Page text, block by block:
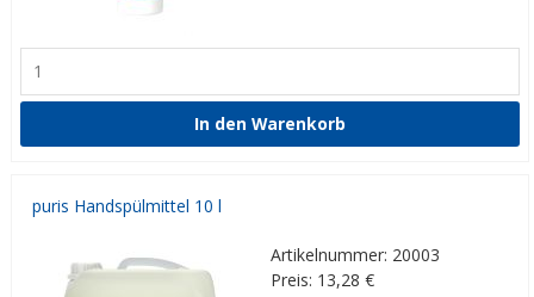
puris Handspülmittel 10 l
Artikelnummer: 20003
Preis: 13,28 €